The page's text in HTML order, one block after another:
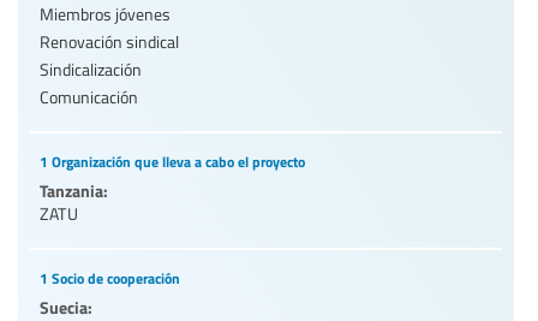
Miembros jóvenes
Renovación sindical
Sindicalización
Comunicación
1 Organización que lleva a cabo el proyecto
Tanzania:
ZATU
1 Socio de cooperación
Suecia: